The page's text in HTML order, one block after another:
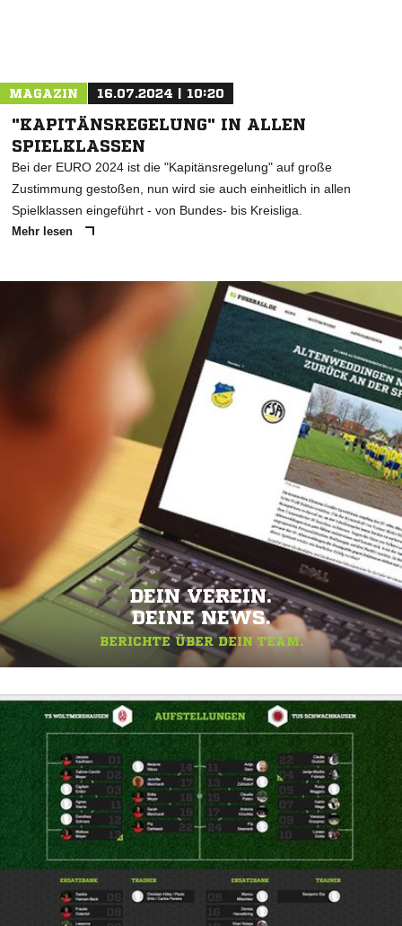
MAGAZIN 16.07.2024 | 10:20
"KAPITÄNSREGELUNG" IN ALLEN
SPIELKLASSEN
Bei der EURO 2024 ist die "Kapitänsregelung" auf große
Zustimmung gestoßen, nun wird sie auch einheitlich in allen
Spielklassen eingeführt - von Bundes- bis Kreisliga.
Mehr lesen
DEIN VEREIN.
DEINE NEWS.
BERICHTE ÜBER DEIN TEAM.